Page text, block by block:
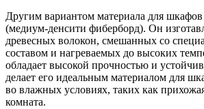
Другим вариантом материала для
(медиум-денсити фиберборд). Он
древесных волокон, смешанных со
составом и нагреваемых до высоких
обладает высокой прочностью и
делает его идеальным материалом для
во влажных условиях, таких как
комната.